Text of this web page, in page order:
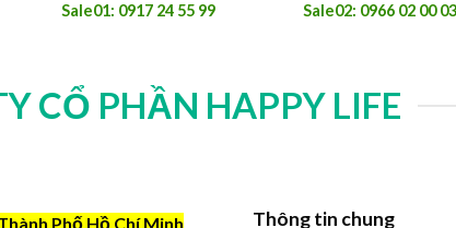
Sale01: 0917 24 55 99 Sale02: 0966 02 00 03
CỔ PHẦN HAPPY LIFE
Phố Hồ Chí Minh
Thông tin chung